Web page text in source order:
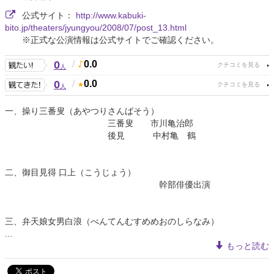
公式サイト： http://www.kabuki-
bito.jp/theaters/jyungyou/2008/07/post_13.html
※正式な公演情報は公式サイトでご確認ください。
0人 / 0.0
0人 / 0.0
一、操り三番叟（あやつりさんばそう）
三番叟 市川亀治郎
後見 中村亀 鶴
二、御目見得 口上（こうじょう）
幹部俳優出演
三、弁天娘女男白浪（べんてんむすめめおのしらなみ）
もっと読む